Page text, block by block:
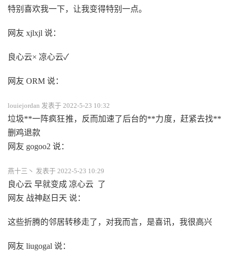
特别喜欢我一下，让我变得特别一点。
网友 xjlxjl 说：
良心云× 凉心云✓
网友 ORM 说：
louiejordan 发表于 2022-5-23 10:32
垃圾**一阵疯狂推，反而加速了后台的**力度，赶紧去找**
删鸡退款
网友 gogoo2 说：
燕十三丶 发表于 2022-5-23 10:29
良心云 早就变成 凉心云 了
网友 战神赵日天 说：
这些折腾的邻居转移走了，对我而言，是喜讯，我很高兴
网友 liugogal 说：